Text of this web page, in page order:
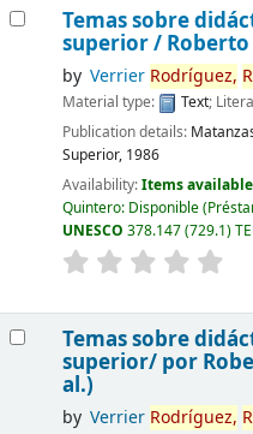
Temas sobre
superior /
by Verrier Rodríguez,
Material type: Text;
Publication details:
Superior, 1986
Availability:Items
Quintero: Disponible
UNESCO 378.147 (729.1)
Temas sobre
superior/ por
al.)
by Verrier Rodríguez,